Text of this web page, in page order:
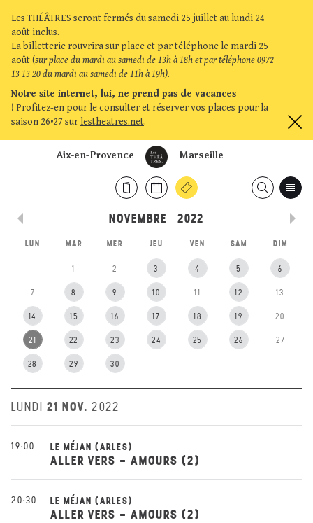
Les THÉÂTRES seront fermés du samedi 25 juillet au lundi 24
août inclus.
La billetterie rouvrira sur place et par téléphone le mardi 25
août (sur place du mardi au samedi de 13h à 18h et par téléphone 0972
13 13 20 du mardi au samedi de 11h à 19h).
Notre site internet, lui, ne prend pas de vacances
! Profitez-en pour le consulter et réserver vos places pour la
saison 26•27 sur lestheatres.net.
Marseille
Aix-en-Provence
LUN MAR MER JEU VEN SAM DIM
1 2 3 4 5 6
7 8 9 10 11 12 13
14 15 16 17 18 19 20
21 22 23 24 25 26 27
28 29 30
LUNDI 21 NOV. 2022
19:00 LE MÉJAN (ARLES)
ALLER VERS - AMOURS (2)
20:30 LE MÉJAN (ARLES)
ALLER VERS - AMOURS (2)